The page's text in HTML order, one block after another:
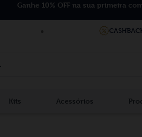
Ganhe 10% OFF na sua primeira
Kits Acessórios